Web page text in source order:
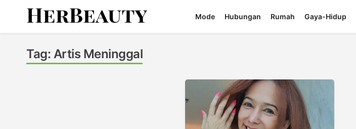
Mode Hubungan Rumah Gaya-Hidup
Tag: Artis Meninggal